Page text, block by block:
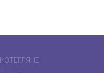
ИЗТЕГЛЯНЕ